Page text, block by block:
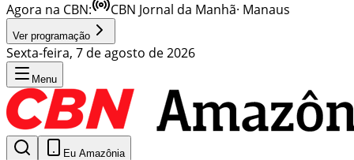
Agora na CBN:
CBN Jornal da Manhã· Manaus
Ver programação
Sexta-feira, 7 de agosto de 2026
Menu
Eu Amazônia